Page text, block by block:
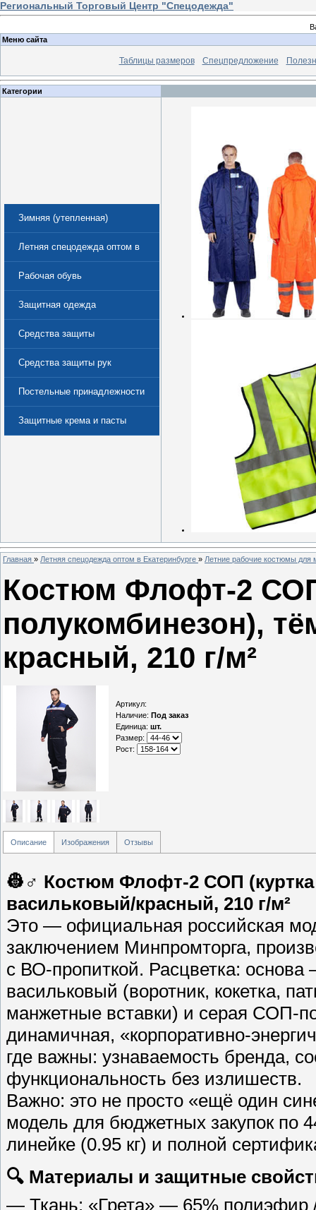
Региональный Торговый Центр "Спецодежда"
Меню сайта
Таблицы размеров Спецпредложение
Категории
Зимняя (утепленная)
спецодежда
Летняя спецодежда оптом в
Екатеринбурге
Рабочая обувь
Защитная одежда
Средства защиты
Средства защиты рук
Постельные принадлежности
Защитные крема и пасты
Главная » Летняя спецодежда оптом в Екатеринбурге » Летние рабочие костюмы для
Костюм Флофт-2
полукомбинезон),
красный, 210 г/м²
Артикул:
Наличие: Под заказ
Единица: шт.
Размер:
Рост:
Описание Изображения Отзывы
👷♂️ Костюм Флофт-2 СОП
васильковый/красный, 210 г/м²
Это — официальная российская
заключением Минпромторга,
с ВО-пропиткой. Расцветка:
васильковый (воротник, кокетка,
манжетные вставки) и серая СОП-
динамичная, «корпоративно-
где важны: узнаваемость бренда,
функциональность без излишеств.
Важно: это не просто «ещё один
модель для бюджетных закупок
линейке (0.95 кг) и полной
🔍 Материалы и защитные
— Ткань: «Грета» — 65% полиэфир /